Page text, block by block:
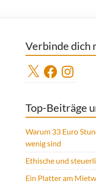
Verbinde dich
X FacebookInstagram
Top-Beiträge
Warum 33 Euro
wenig sind
Ethische und
Ein Platter am